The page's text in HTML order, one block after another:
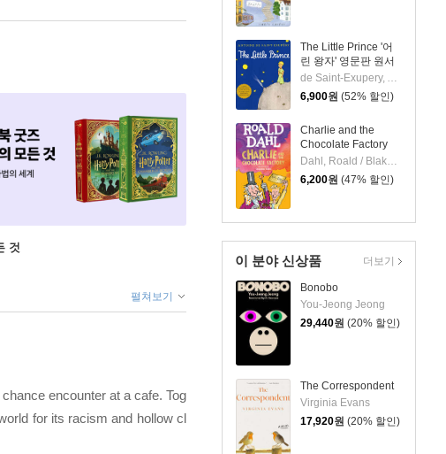
The Little Prince '어
린 왕자' 영문판 원서
6,900원 (52% 할인)
Charlie and the
Chocolate Factory
Dahl, Roald / Blake, Quentin
6,200원 (47% 할인)
이 분야 신상품
Bonobo
You-Jeong Jeong
29,440원 (20% 할인)
The Correspondent
Virginia Evans
17,920원 (20% 할인)
더보기
것
펼쳐보기
encounter at a cafe. Tog
for its racism and hollow cl